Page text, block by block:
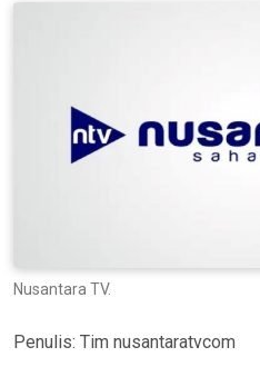
Nusantara TV.
Penulis: Tim nusantaratvcom